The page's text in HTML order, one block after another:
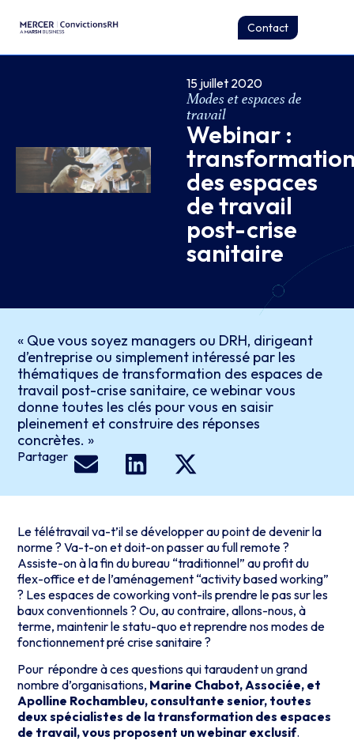
Contact
15 juillet 2020
Modes et espaces de
travail
Webinar :
des espaces
de travail
post-crise
sanitaire
« Que vous soyez managers ou DRH, dirigeant
d’entreprise ou simplement intéressé par les
thématiques de transformation des espaces de
travail post-crise sanitaire, ce webinar vous
donne toutes les clés pour vous en saisir
pleinement et construire des réponses
concrètes. »
Partager
Le télétravail va-t’il se développer au point de devenir la
norme ? Va-t-on et doit-on passer au full remote ?
Assiste-on à la fin du bureau “traditionnel” au profit du
flex-office et de l’aménagement “activity based working”
? Les espaces de coworking vont-ils prendre le pas sur les
baux conventionnels ? Ou, au contraire, allons-nous, à
terme, maintenir le statu-quo et reprendre nos modes de
fonctionnement pré crise sanitaire ?
Pour répondre à ces questions qui taraudent un grand
nombre d’organisations, Marine Chabot, Associée, et
Apolline Rochambleu, consultante senior, toutes
deux spécialistes de la transformation des espaces
de travail, vous proposent un webinar exclusif.